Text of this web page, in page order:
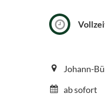
Johann-
ab sofort